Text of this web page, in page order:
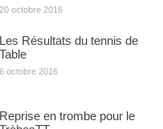
20 octobre 2016
Les Résultats du tennis de
Table
6 octobre 2016
Reprise en trombe pour le